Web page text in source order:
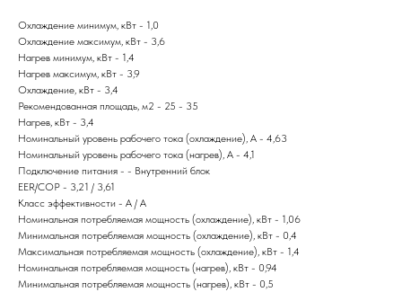
Охлаждение минимум, кВт - 1,0
Охлаждение максимум, кВт - 3,6
Нагрев минимум, кВт - 1,4
Нагрев максимум, кВт - 3,9
Охлаждение, кВт - 3,4
Рекомендованная площадь, м2 - 25 - 35
Нагрев, кВт - 3,4
Номинальный уровень рабочего тока (охлаждение), А - 4,63
Номинальный уровень рабочего тока (нагрев), А - 4,1
Подключение питания - - Внутренний блок
EER/COP - 3,21 / 3,61
Класс эффективности - A / A
Номинальная потребляемая мощность (охлаждение), кВт - 1,06
Минимальная потребляемая мощность (охлаждение), кВт - 0,4
Максимальная потребляемая мощность (охлаждение), кВт - 1,4
Номинальная потребляемая мощность (нагрев), кВт - 0,94
Минимальная потребляемая мощность (нагрев), кВт - 0,5